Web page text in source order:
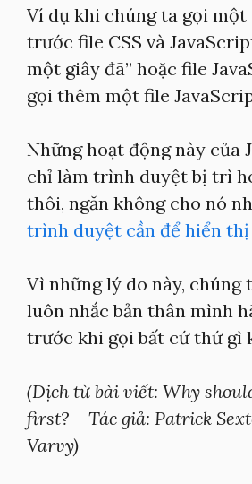
Ví dụ khi chúng ta gọi
trước file CSS và
một giây đã” hoặc file
gọi thêm một file
Những hoạt động này của
chỉ làm trình duyệt bị trì
thôi, ngăn không cho nó
trình duyệt cần để hiển
Vì những lý do này, chúng
luôn nhắc bản thân mình
trước khi gọi bất cứ thứ gì
(Dịch từ bài viết: Why
first? – Tác giả: Patrick
Varvy)